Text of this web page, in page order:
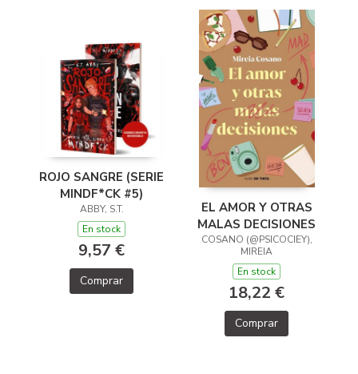
ROJO SANGRE (SERIE
MINDF*CK #5)
ABBY, S.T.
En stock
9,57 €
Comprar
EL AMOR Y OTRAS
MALAS DECISIONES
COSANO (@PSICOCIEY),
MIREIA
En stock
18,22 €
Comprar